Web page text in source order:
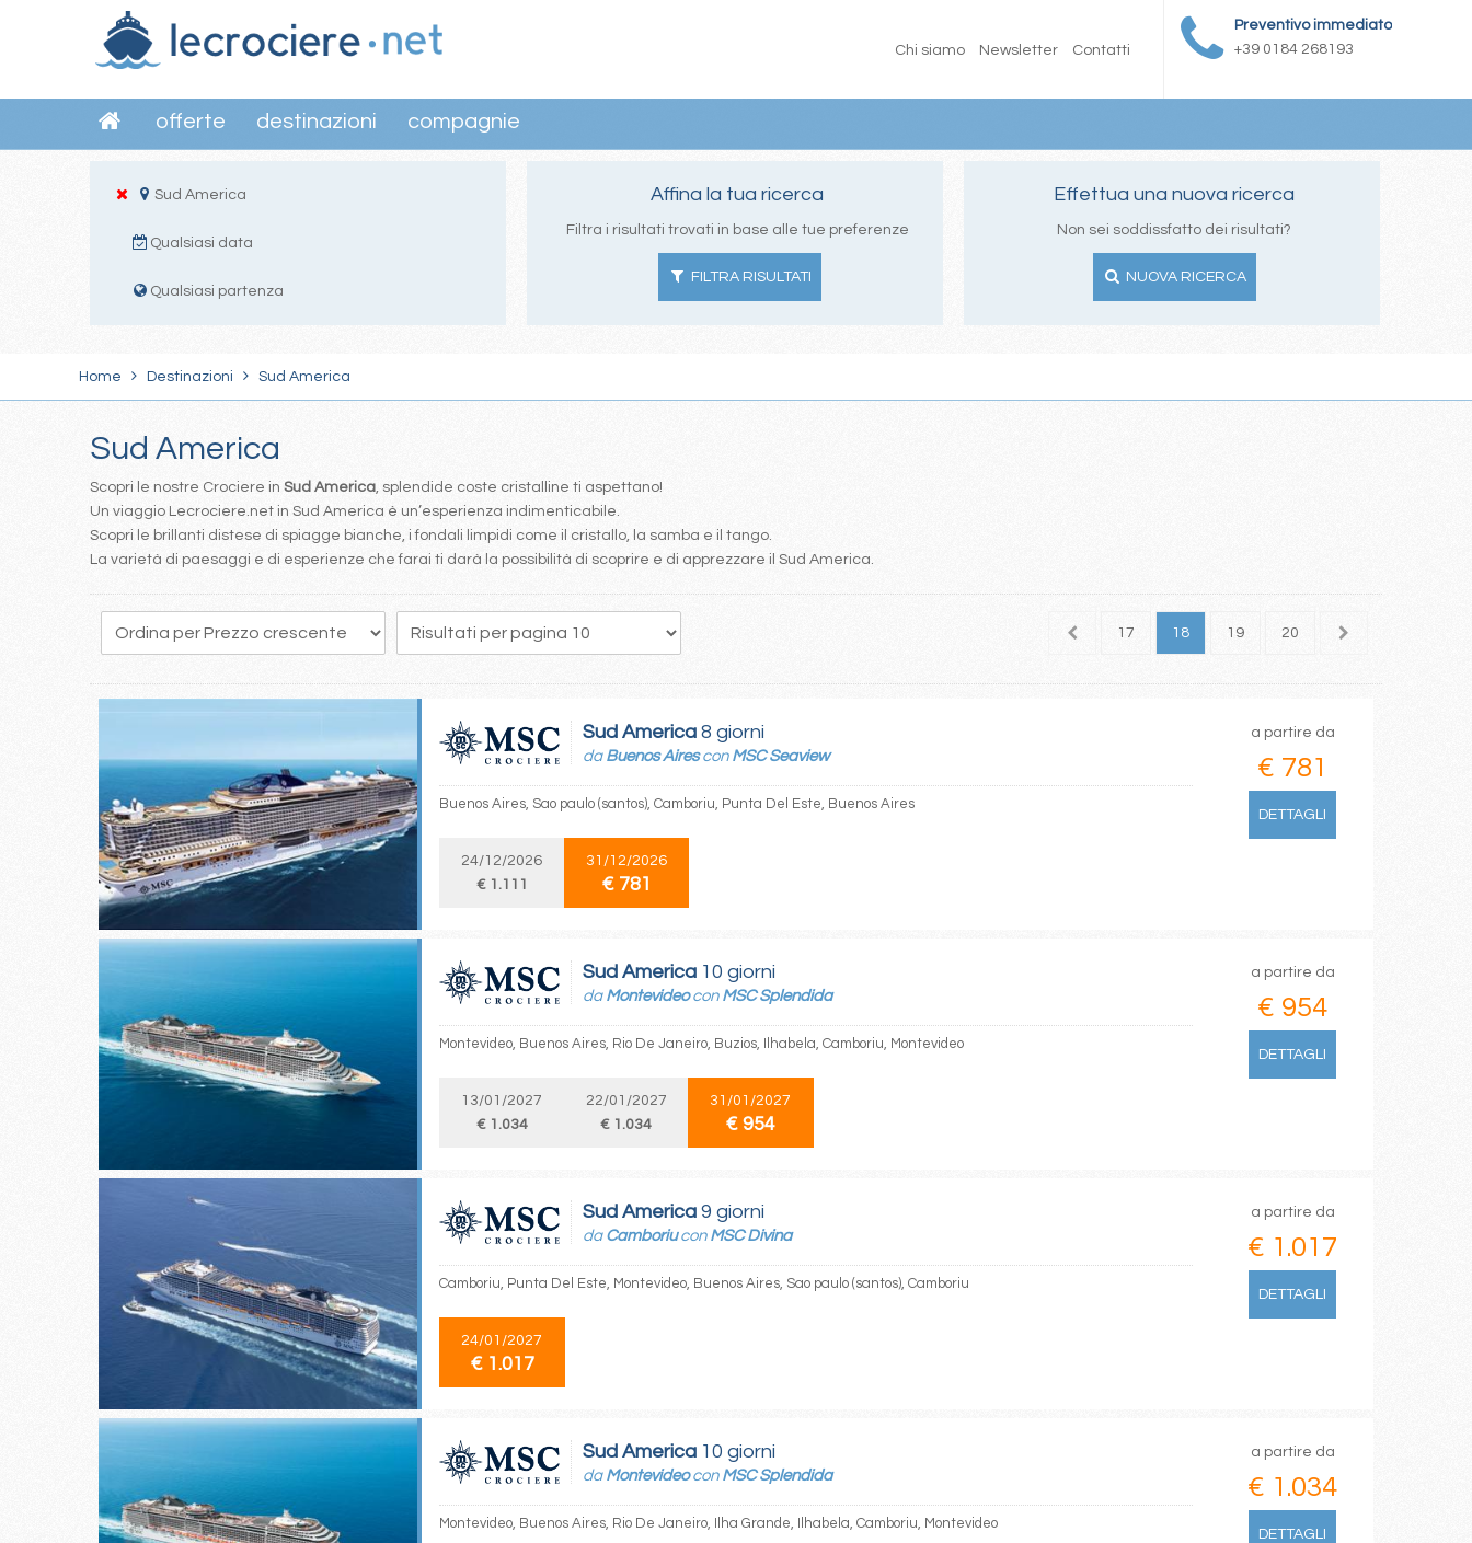
Preventivo immediato
+39 0184 268193
Chi siamo Newsletter Contatti
offerte destinazioni compagnie
Sud America
Qualsiasi data
Qualsiasi partenza
Affina la tua ricerca
Filtra i risultati trovati in base alle tue preferenze
FILTRA RISULTATI
Effettua una nuova ricerca
Non sei soddissfatto dei risultati?
NUOVA RICERCA
Home Destinazioni Sud America
Sud America
Scopri le nostre Crociere in Sud America, splendide coste cristalline ti aspettano!
Un viaggio Lecrociere.net in Sud America è un’esperienza indimenticabile.
Scopri le brillanti distese di spiagge bianche, i fondali limpidi come il cristallo, la samba e il tango.
La varietà di paesaggi e di esperienze che farai ti darà la possibilità di scoprire e di apprezzare il Sud America.
1 2 4 5 6 7 16 17 18 19 20
Sud America 8 giorni
da Buenos Airescon MSC Seaview
Buenos Aires, Sao paulo (santos), Camboriu, Punta Del Este, Buenos Aires
24/12/2026
€ 1.111
31/12/2026
€ 781
a partire da
€ 781
DETTAGLI
Sud America 10 giorni
da Montevideocon MSC Splendida
Montevideo, Buenos Aires, Rio De Janeiro, Buzios, Ilhabela, Camboriu, Montevideo
13/01/2027
€ 1.034
22/01/2027
€ 1.034
31/01/2027
€ 954
a partire da
€ 954
DETTAGLI
Sud America 9 giorni
da Camboriucon MSC Divina
Camboriu, Punta Del Este, Montevideo, Buenos Aires, Sao paulo (santos), Camboriu
24/01/2027
€ 1.017
a partire da
€ 1.017
DETTAGLI
Sud America 10 giorni
da Montevideocon MSC Splendida
Montevideo, Buenos Aires, Rio De Janeiro, Ilha Grande, Ilhabela, Camboriu, Montevideo
a partire da
€ 1.034
DETTAGLI